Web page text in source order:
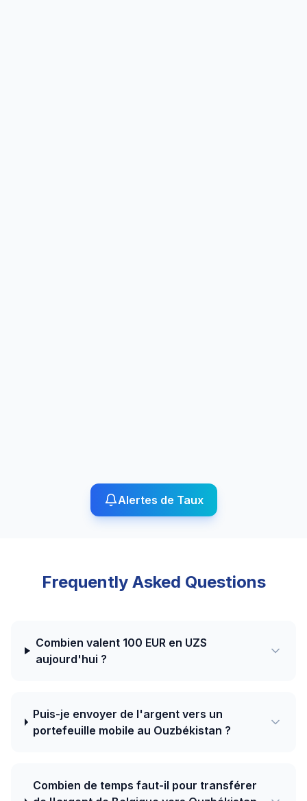
Alertes de Taux
Frequently Asked Questions
Combien valent 100 EUR en UZS
aujourd'hui ?
Puis-je envoyer de l'argent vers un
portefeuille mobile au Ouzbékistan ?
Combien de temps faut-il pour transférer